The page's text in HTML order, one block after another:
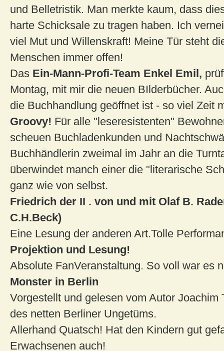
und Belletristik. Man merkte kaum, dass
harte Schicksale zu tragen haben. Ich
viel Mut und Willenskraft! Meine Tür steht
Menschen immer offen!
Das Ein-Mann-Profi-Team Enkel Emil,
Montag, mit mir die neuen BIlderbücher.
die Buchhandlung geöffnet ist - so viel Zeit
Groovy! Für alle "leseresistenten"
scheuen Buchladenkunden und
Buchhändlerin zweimal im Jahr an die
überwindet manch einer die "literarische
ganz wie von selbst.
Friedrich der II . von und mit Olaf B.
C.H.Beck)
Eine Lesung der anderen Art.Tolle
Projektion und Lesung!
Absolute FanVeranstaltung. So voll war es
Monster in Berlin
Vorgestellt und gelesen vom Autor Joachim
des netten Berliner Ungetüms.
Allerhand Quatsch! Hat den Kindern gut
Erwachsenen auch!